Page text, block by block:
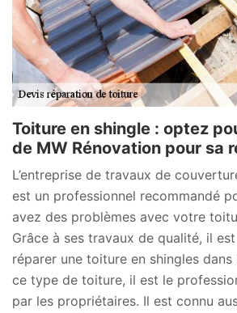
Toiture en shingle : optez
de MW Rénovation pour sa
L’entreprise de travaux de
est un professionnel recommandé
avez des problèmes avec votre
Grâce à ses travaux de qualité, il
réparer une toiture en shingles dans
ce type de toiture, il est le
par les propriétaires. Il est connu